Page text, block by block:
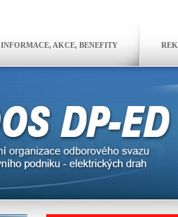
INFORMACE, AKCE, BENEFITY